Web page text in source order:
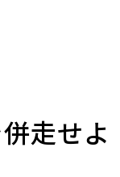
走せよ